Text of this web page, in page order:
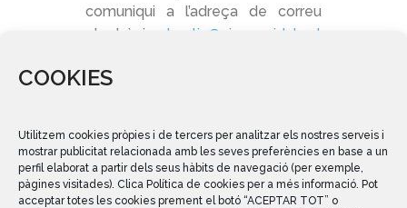
COOKIES
Utilitzem cookies pròpies i de tercers per analitzar els nostres serveis i
mostrar publicitat relacionada amb les seves preferències en base a un
perfil elaborat a partir dels seus hàbits de navegació (per exemple,
pàgines visitades). Clica Política de cookies per a més informació. Pot
acceptar totes les cookies prement el botó “ACEPTAR TOT” o
comuniqui a l’adreça de correu
electrònic: bustia@aiguesvidal.cat
Per quant de temps
conservarem les seves
dades?